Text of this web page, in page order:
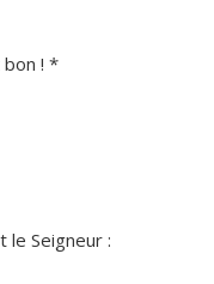
! *
le Seigneur :